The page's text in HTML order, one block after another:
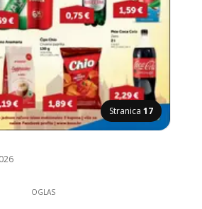
Stranica 17
OGLAS